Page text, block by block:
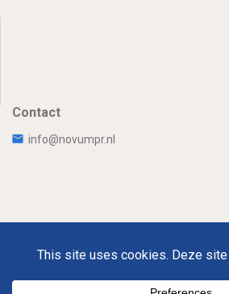
Contact
info@novumpr.nl